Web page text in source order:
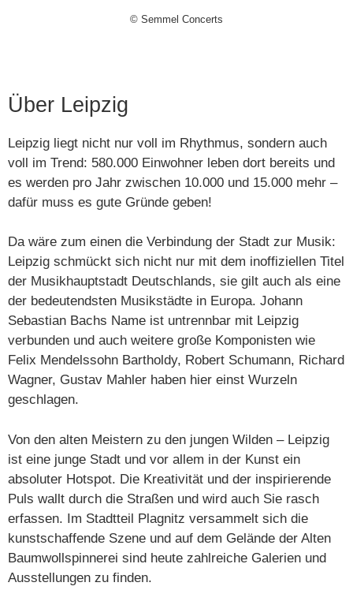
© Semmel Concerts
Über Leipzig
Leipzig liegt nicht nur voll im Rhythmus, sondern auch
voll im Trend: 580.000 Einwohner leben dort bereits und
es werden pro Jahr zwischen 10.000 und 15.000 mehr –
dafür muss es gute Gründe geben!
Da wäre zum einen die Verbindung der Stadt zur Musik:
Leipzig schmückt sich nicht nur mit dem inoffiziellen Titel
der Musikhauptstadt Deutschlands, sie gilt auch als eine
der bedeutendsten Musikstädte in Europa. Johann
Sebastian Bachs Name ist untrennbar mit Leipzig
verbunden und auch weitere große Komponisten wie
Felix Mendelssohn Bartholdy, Robert Schumann, Richard
Wagner, Gustav Mahler haben hier einst Wurzeln
geschlagen.
Von den alten Meistern zu den jungen Wilden – Leipzig
ist eine junge Stadt und vor allem in der Kunst ein
absoluter Hotspot. Die Kreativität und der inspirierende
Puls wallt durch die Straßen und wird auch Sie rasch
erfassen. Im Stadtteil Plagnitz versammelt sich die
kunstschaffende Szene und auf dem Gelände der Alten
Baumwollspinnerei sind heute zahlreiche Galerien und
Ausstellungen zu finden.